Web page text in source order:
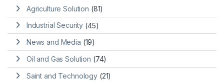
Agriculture Solution (81)
Industrial Security (45)
News and Media (19)
Oil and Gas Solution (74)
Saint and Technology (21)